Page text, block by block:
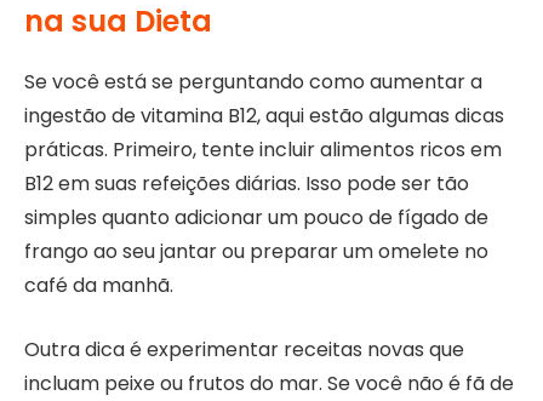
na sua Dieta
Se você está se perguntando como aumentar a
ingestão de vitamina B12, aqui estão algumas dicas
práticas. Primeiro, tente incluir alimentos ricos em
B12 em suas refeições diárias. Isso pode ser tão
simples quanto adicionar um pouco de fígado de
frango ao seu jantar ou preparar um omelete no
café da manhã.
Outra dica é experimentar receitas novas que
incluam peixe ou frutos do mar. Se você não é fã de